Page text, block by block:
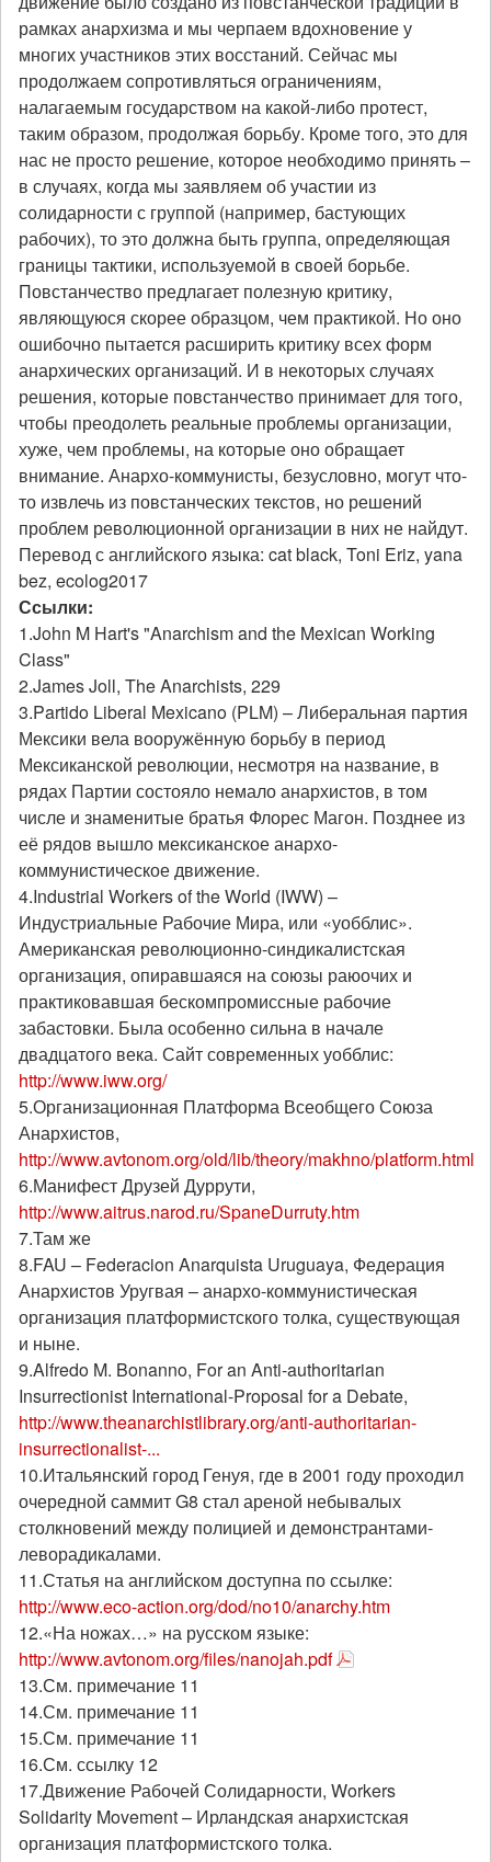
рамках анархизма и мы черпаем вдохновение у
многих участников этих восстаний. Сейчас мы
продолжаем сопротивляться ограничениям,
налагаемым государством на какой-либо протест,
таким образом, продолжая борьбу. Кроме того, это для
нас не просто решение, которое необходимо принять –
в случаях, когда мы заявляем об участии из
солидарности с группой (например, бастующих
рабочих), то это должна быть группа, определяющая
границы тактики, используемой в своей борьбе.
Повстанчество предлагает полезную критику,
являющуюся скорее образцом, чем практикой. Но оно
ошибочно пытается расширить критику всех форм
анархических организаций. И в некоторых случаях
решения, которые повстанчество принимает для того,
чтобы преодолеть реальные проблемы организации,
хуже, чем проблемы, на которые оно обращает
внимание. Анархо-коммунисты, безусловно, могут что-
то извлечь из повстанческих текстов, но решений
проблем революционной организации в них не найдут.
Перевод с английского языка: cat black, Toni Eriz, yana
bez, ecolog2017
Ссылки:
1.John M Hart's "Anarchism and the Mexican Working
Class"
2.James Joll, The Anarchists, 229
3.Partido Liberal Mexicano (PLM) – Либеральная партия
Мексики вела вооружённую борьбу в период
Мексиканской революции, несмотря на название, в
рядах Партии состояло немало анархистов, в том
числе и знаменитые братья Флорес Магон. Позднее из
её рядов вышло мексиканское анархо-
коммунистическое движение.
4.Industrial Workers of the World (IWW) –
Индустриальные Рабочие Мира, или «уобблис».
Американская революционно-синдикалистская
организация, опиравшаяся на союзы раюочих и
практиковавшая бескомпромиссные рабочие
забастовки. Была особенно сильна в начале
двадцатого века. Сайт современных уобблис:
http://www.iww.org/
5.Организационная Платформа Всеобщего Союза
Анархистов,
http://www.avtonom.org/old/lib/theory/makhno/platform.html
6.Манифест Друзей Дуррути,
http://www.aitrus.narod.ru/SpaneDurruty.htm
7.Там же
8.FAU – Federacion Anarquista Uruguaya, Федерация
Анархистов Уругвая – анархо-коммунистическая
организация платформистского толка, существующая
и ныне.
9.Alfredo M. Bonanno, For an Anti-authoritarian
Insurrectionist International-Proposal for a Debate,
http://www.theanarchistlibrary.org/anti-authoritarian-
insurrectionalist-...
10.Итальянский город Генуя, где в 2001 году проходил
очередной саммит G8 стал ареной небывалых
столкновений между полицией и демонстрантами-
леворадикалами.
11.Статья на английском доступна по ссылке:
http://www.eco-action.org/dod/no10/anarchy.htm
12.«На ножах…» на русском языке:
http://www.avtonom.org/files/nanojah.pdf
13.См. примечание 11
14.См. примечание 11
15.См. примечание 11
16.См. ссылку 12
17.Движение Рабочей Солидарности, Workers
Solidarity Movement – Ирландская анархистская
организация платформистского толка.